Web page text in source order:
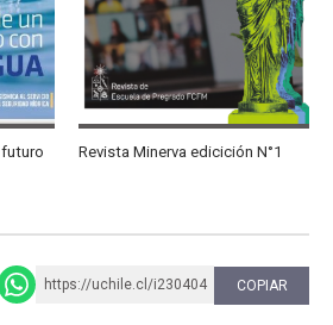
Revista Minerva edicición N°1
https://uchile.cl/i230404 COPIAR